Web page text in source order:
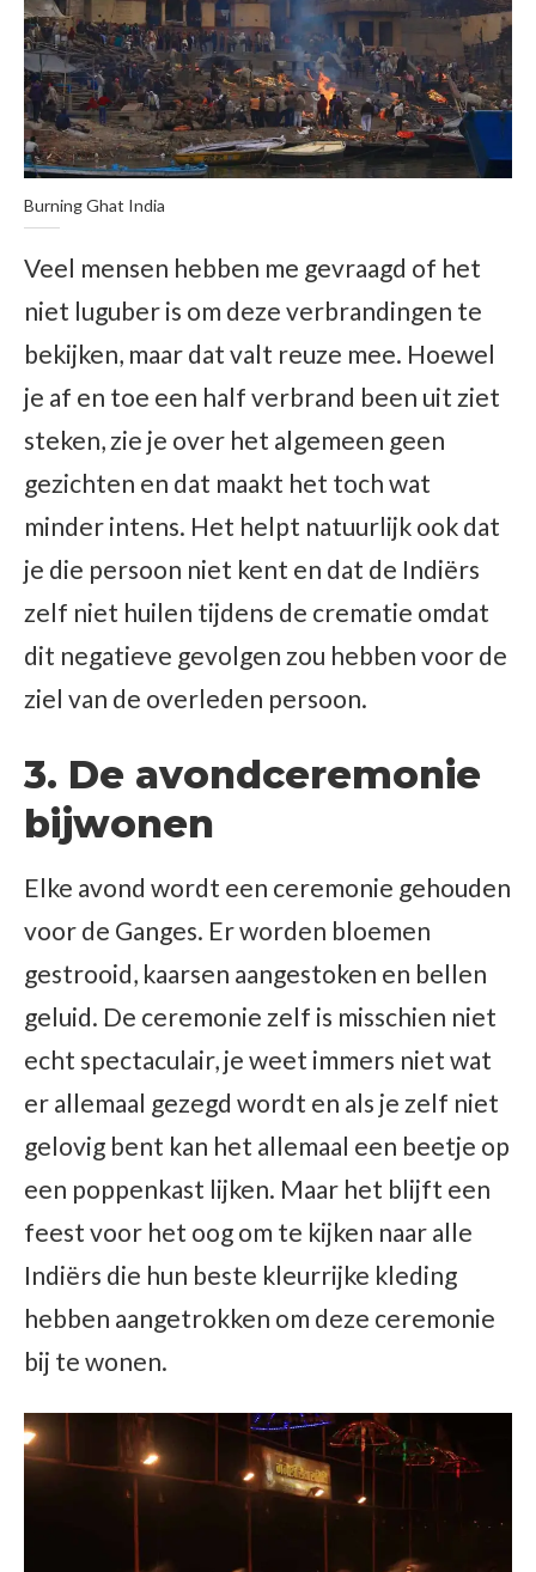
Burning Ghat India
Veel mensen hebben me gevraagd of het
niet luguber is om deze verbrandingen te
bekijken, maar dat valt reuze mee. Hoewel
je af en toe een half verbrand been uit ziet
steken, zie je over het algemeen geen
gezichten en dat maakt het toch wat
minder intens. Het helpt natuurlijk ook dat
je die persoon niet kent en dat de Indiërs
zelf niet huilen tijdens de crematie omdat
dit negatieve gevolgen zou hebben voor de
ziel van de overleden persoon.
3. De avondceremonie
bijwonen
Elke avond wordt een ceremonie gehouden
voor de Ganges. Er worden bloemen
gestrooid, kaarsen aangestoken en bellen
geluid. De ceremonie zelf is misschien niet
echt spectaculair, je weet immers niet wat
er allemaal gezegd wordt en als je zelf niet
gelovig bent kan het allemaal een beetje op
een poppenkast lijken. Maar het blijft een
feest voor het oog om te kijken naar alle
Indiërs die hun beste kleurrijke kleding
hebben aangetrokken om deze ceremonie
bij te wonen.